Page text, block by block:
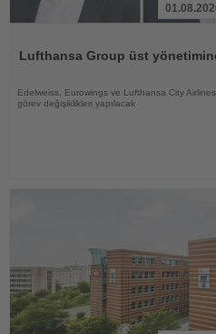
Lufthansa Group üst
Edelweiss, Eurowings ve Lufthansa City
görev değişiklikleri yapılacak